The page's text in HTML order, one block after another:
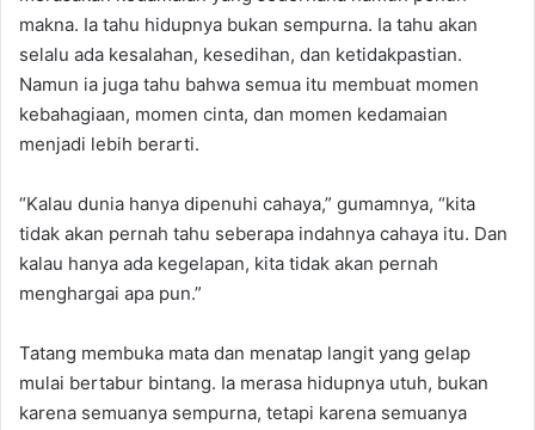
makna. Ia tahu hidupnya bukan sempurna. Ia tahu akan
selalu ada kesalahan, kesedihan, dan ketidakpastian.
Namun ia juga tahu bahwa semua itu membuat momen
kebahagiaan, momen cinta, dan momen kedamaian
menjadi lebih berarti.
“Kalau dunia hanya dipenuhi cahaya,” gumamnya, “kita
tidak akan pernah tahu seberapa indahnya cahaya itu. Dan
kalau hanya ada kegelapan, kita tidak akan pernah
menghargai apa pun.”
Tatang membuka mata dan menatap langit yang gelap
mulai bertabur bintang. Ia merasa hidupnya utuh, bukan
karena semuanya sempurna, tetapi karena semuanya